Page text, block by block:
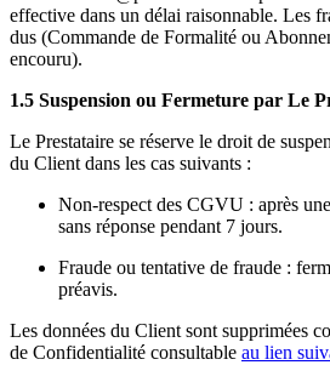
effective dans un délai raisonnable. Les
dus (Commande de Formalité ou
encouru).
1.5 Suspension ou Fermeture par Le
Le Prestataire se réserve le droit de
du Client dans les cas suivants :
Non-respect des CGVU : après
sans réponse pendant 7 jours.
Fraude ou tentative de fraude :
préavis.
Les données du Client sont supprimées
de Confidentialité consultable au lien